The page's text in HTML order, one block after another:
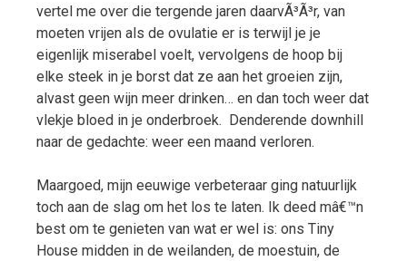
vertel me over die tergende jaren daarvÃ³Ã³r, van
moeten vrijen als de ovulatie er is terwijl je je
eigenlijk miserabel voelt, vervolgens de hoop bij
elke steek in je borst dat ze aan het groeien zijn,
alvast geen wijn meer drinken… en dan toch weer dat
vlekje bloed in je onderbroek. Denderende downhill
naar de gedachte: weer een maand verloren.
Maargoed, mijn eeuwige verbeteraar ging natuurlijk
toch aan de slag om het los te laten. Ik deed mâ€™n
best om te genieten van wat er wel is: ons Tiny
House midden in de weilanden, de moestuin, de